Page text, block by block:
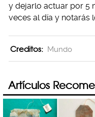
y dejarlo actuar por 5
veces al día y notarás
Creditos: Mundo
Artículos